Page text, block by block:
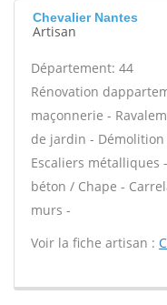
Chevalier Nantes
Artisan
Département: 44
Rénovation
maçonnerie -
de jardin -
Escaliers métalliques
béton / Chape -
murs -
Voir la fiche artisan :